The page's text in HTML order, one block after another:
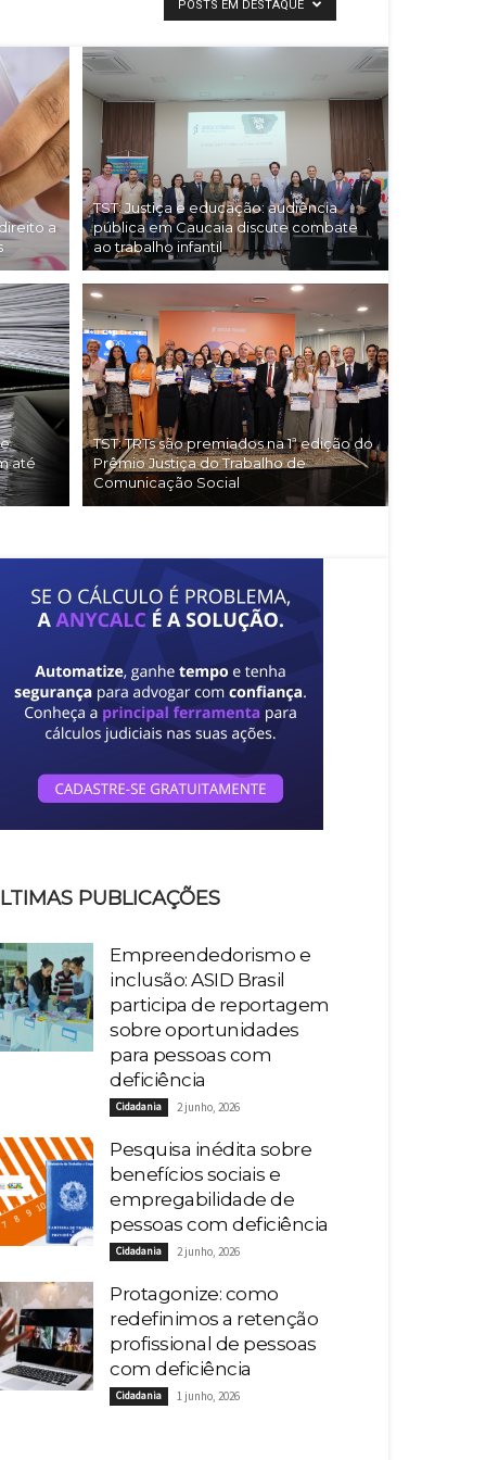
POSTS EM DESTAQUE
a
TST: Justiça e educação: audiência
pública em Caucaia discute combate
ao trabalho infantil
até
TST: TRTs são premiados na 1ª edição do
Prêmio Justiça do Trabalho de
Comunicação Social
PUBLICAÇÕES
Empreendedorismo e
inclusão: ASID Brasil
participa de reportagem
sobre oportunidades
para pessoas com
deficiência
Cidadania 2 junho, 2026
Pesquisa inédita sobre
benefícios sociais e
empregabilidade de
pessoas com deficiência
Cidadania 2 junho, 2026
Protagonize: como
redefinimos a retenção
profissional de pessoas
com deficiência
Cidadania 1 junho, 2026